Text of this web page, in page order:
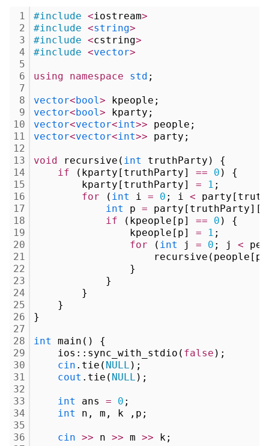
1
2
3
4
5
6
7
8
9
10
11
12
13
14
15
16
17
18
19
20
21
22
23
24
25
26
27
28
29
30
31
32
33
34
35
36
#include <iostream>
#include <string>
#include <cstring>
#include <vector>
using namespace std ;
vector<bool > kpeople;
vector<bool > kparty;
vector<vector<int>> people;
vector<vector<int>> party;
void recursive( int
truthParty) {
if (kparty[truthParty] == 0 ) {
kparty[truthParty] = 1 ;
for ( int i = 0 ; i <
int
p =
if (kpeople[p] == 0 ) {
kpeople[p] = 1 ;
for ( int j = 0 ; j <
}
}
}
}
}
int
main() {
ios::sync_with_stdio( false );
cin .tie( NULL );
cout .tie( NULL );
int ans = 0 ;
int
n, m, k ,p;
cin >> n >> m >> k;